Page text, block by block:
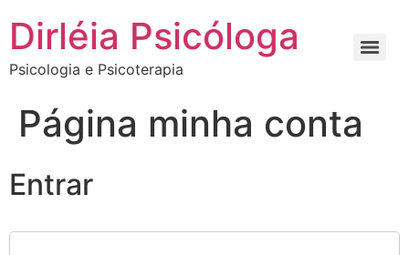
Dirléia Psicóloga
Psicologia e Psicoterapia
Página minha conta
Entrar